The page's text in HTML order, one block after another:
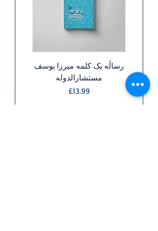
رسالٔه یک کلمه ميرزا يوسف
مستشارالدوله
Price
£13.99